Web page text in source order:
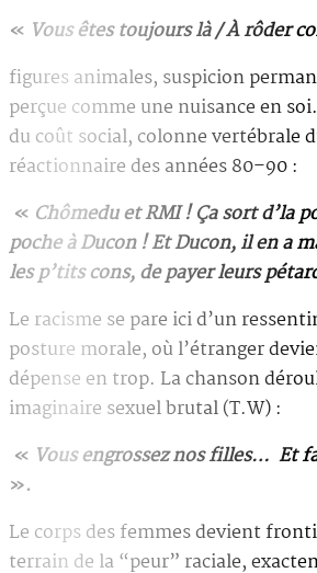
« Vous êtes toujours là / À rôder
figures animales, suspicion
perçue comme une nuisance en
du coût social, colonne vertébrale
réactionnaire des années 80–90 :
« Chômedu et RMI ! Ça sort d’la
poche à Ducon ! Et Ducon, il en a
les p’tits cons, de payer leurs
Le racisme se pare ici d’un
posture morale, où l’étranger
dépense en trop. La chanson
imaginaire sexuel brutal (T.W) :
« Vous engrossez nos filles… Et
».
Le corps des femmes devient
terrain de la “peur” raciale,